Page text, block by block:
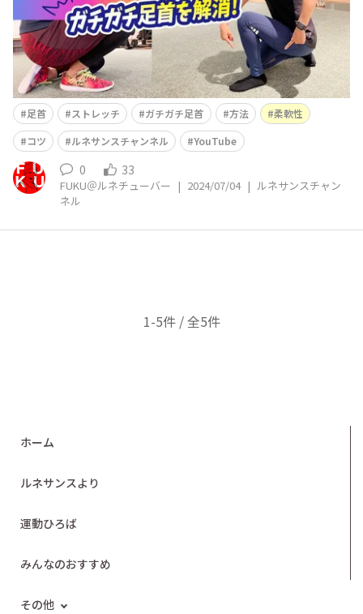
足首 ストレッチ ガチガチ足首 方法
柔軟性
コツ
ルネサンスチャンネル YouTube
0 33
FUKU＠ルネチューバー | 2024/07/04 | ルネサンスチャン
ネル
1-5件 / 全5件
ホーム
ルネサンスより
運動ひろば
みんなのおすすめ
その他